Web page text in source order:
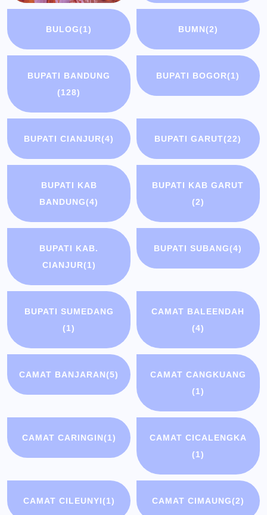
BULOG(1) BUMN(2)
BUPATI BANDUNG
(128)
BUPATI BOGOR(1)
BUPATI CIANJUR(4) BUPATI GARUT(22)
BUPATI KAB
BANDUNG(4)
BUPATI KAB GARUT
(2)
BUPATI KAB.
CIANJUR(1)
BUPATI SUBANG(4)
BUPATI SUMEDANG
(1)
CAMAT BALEENDAH
(4)
CAMAT BANJARAN(5)
CAMAT CANGKUANG
(1)
CAMAT CARINGIN(1)
CAMAT CICALENGKA
(1)
CAMAT CILEUNYI(1) CAMAT CIMAUNG(2)